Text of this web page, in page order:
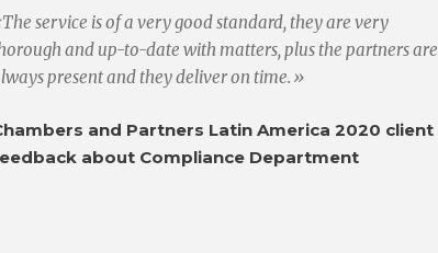
service is of a very good standard, they are very
and up-to-date with matters, plus the partners are
present and they deliver on time.»
and Partners Latin America 2020 client
about Compliance Department